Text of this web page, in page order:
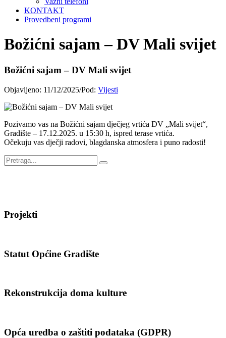
KONTAKT
Provedbeni programi
Božićni sajam – DV Mali svijet
Božićni sajam – DV Mali svijet
Objavljeno: 11/12/2025/Pod: Vijesti
Pozivamo vas na Božićni sajam dječjeg vrtića DV „Mali svijet“,
Gradište – 17.12.2025. u 15:30 h, ispred terase vrtića.
Očekuju vas dječji radovi, blagdanska atmosfera i puno radosti!
Projekti
Statut Općine Gradište
Rekonstrukcija doma kulture
Opća uredba o zaštiti podataka (GDPR)